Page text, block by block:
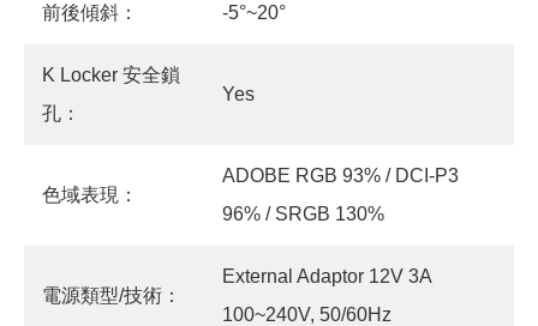
前後傾斜： -5°~20°
K Locker 安全鎖
孔：
Yes
色域表現：
ADOBE RGB 93% / DCI-P3
96% / SRGB 130%
電源類型/技術：
External Adaptor 12V 3A
100~240V, 50/60Hz